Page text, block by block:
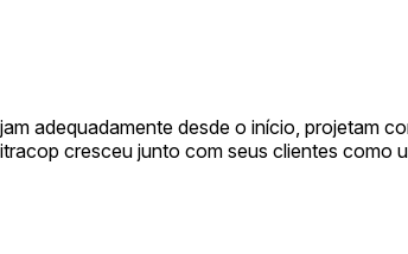
adequadamente desde o início, projetam
cresceu junto com seus clientes como